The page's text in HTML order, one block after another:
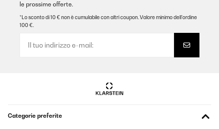
le prossime offerte.
*Lo sconto di 10 € non è cumulabile con altri coupon. Valore minimo dell’ordine
100 €.
Categorie preferite